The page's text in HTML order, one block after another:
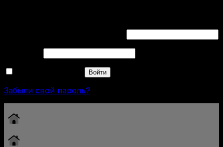
Обязательно
Обязательно
Войти
Забыли свой пароль?